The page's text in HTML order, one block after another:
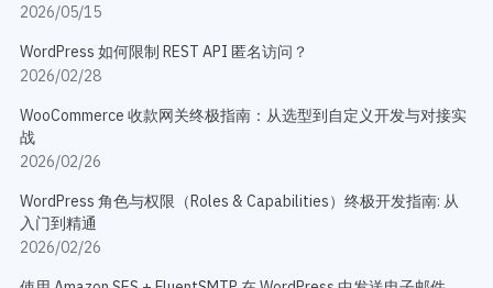
2026/05/15
WordPress 如何限制 REST API 匿名访问？
2026/02/28
WooCommerce 收款网关终极指南：从选型到自定义开发与对接实
战
2026/02/26
WordPress 角色与权限（Roles & Capabilities）终极开发指南: 从
入门到精通
2026/02/26